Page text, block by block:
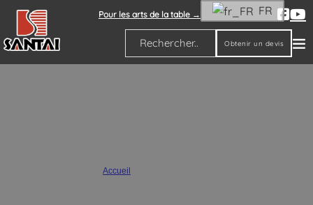
Pour les arts de la table → FR
Rechercher
Obtenir un devis
Accueil